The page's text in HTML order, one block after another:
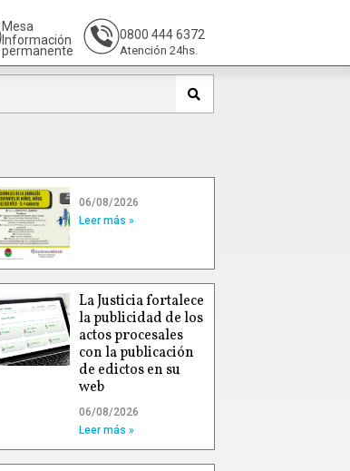
Mesa
Información
permanente
0800 444 6372
Atención 24hs.
06/08/2026
Leer más »
La Justicia fortalece
la publicidad de los
actos procesales
con la publicación
de edictos en su
web
06/08/2026
Leer más »